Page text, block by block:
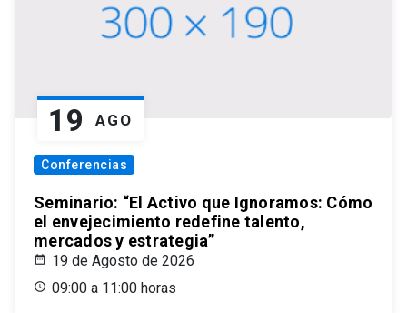
19 AGO
Conferencias
Seminario: “El Activo que Ignoramos: Cómo
el envejecimiento redefine talento,
mercados y estrategia”
19 de Agosto de 2026
09:00 a 11:00 horas